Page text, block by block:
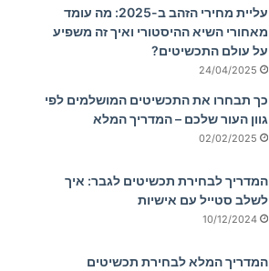
עליית מחירי הזהב ב-2025: מה עומד
מאחורי השיא ההיסטורי ואיך זה משפיע
על עולם התכשיטים?
24/04/2025
כך תבחרו את התכשיטים המושלמים לפי
גוון העור שלכם – המדריך המלא
02/02/2025
המדריך לבחירת תכשיטים לגבר: איך
לשלב סטייל עם אישיות
10/12/2024
המדריך המלא לבחירת תכשיטים